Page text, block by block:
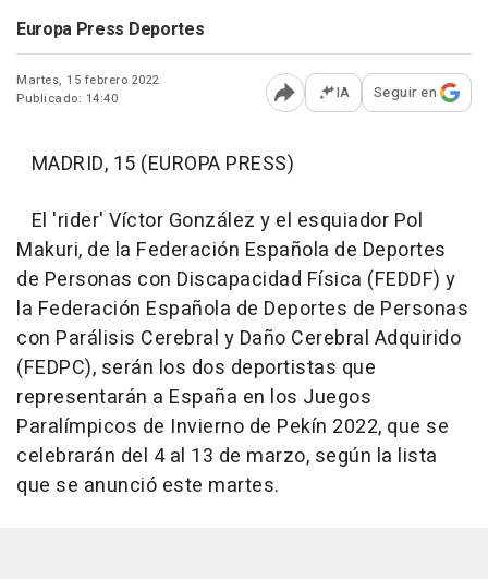
Europa Press Deportes
Martes, 15 febrero 2022
Publicado: 14:40
Abrir opciones para
IA Seguir en
MADRID, 15 (EUROPA PRESS)
El 'rider' Víctor González y el esquiador Pol
Makuri, de la Federación Española de Deportes
de Personas con Discapacidad Física (FEDDF) y
la Federación Española de Deportes de Personas
con Parálisis Cerebral y Daño Cerebral Adquirido
(FEDPC), serán los dos deportistas que
representarán a España en los Juegos
Paralímpicos de Invierno de Pekín 2022, que se
celebrarán del 4 al 13 de marzo, según la lista
que se anunció este martes.